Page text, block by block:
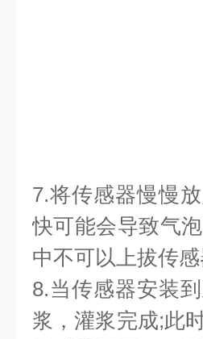
7.将传感器慢慢
快可能会导致气
中不可以上拔传
8.当传感器安装
浆，灌浆完成;此